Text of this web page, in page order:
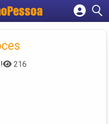
empresa
conta
216